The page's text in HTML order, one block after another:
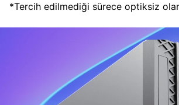
*Tercih edilmediği sürece optiksiz